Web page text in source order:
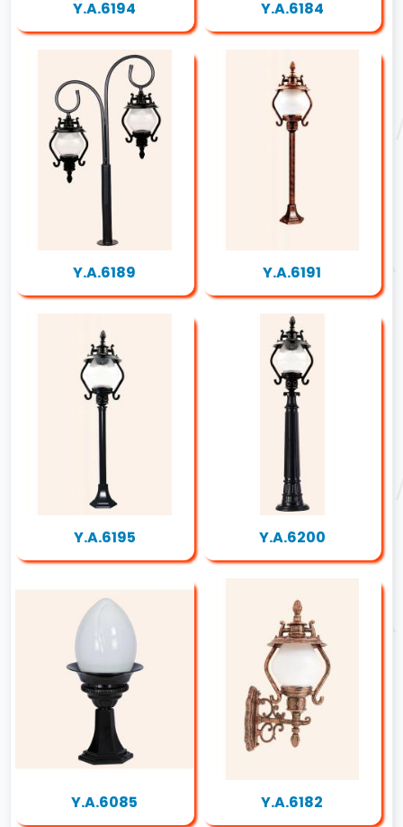
Y.A.6194 Y.A.6184
Y.A.6189 Y.A.6191
Y.A.6195 Y.A.6200
Y.A.6085 Y.A.6182